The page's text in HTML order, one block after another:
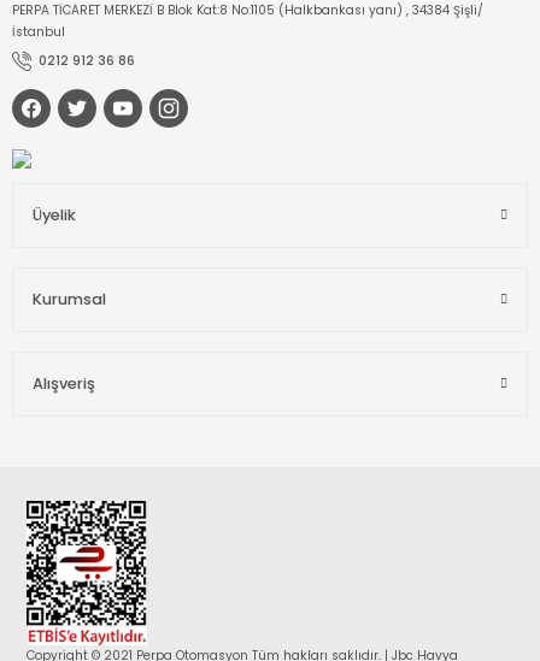
PERPA TİCARET MERKEZİ B Blok Kat:8 No:1105 (Halkbankası yanı) , 34384 Şişli/
İstanbul
0212 912 36 86
Üyelik
Kurumsal
Alışveriş
Copyright © 2021 Perpa Otomasyon Tüm hakları saklıdır. | Jbc Havya